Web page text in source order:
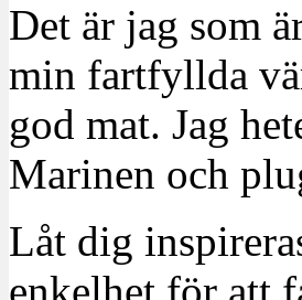
Det är jag som
min fartfyllda
god mat. Jag
Marinen och
Låt dig